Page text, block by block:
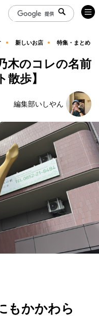
新しいお店 特集・まとめ
木のコレの名前
歩】
編集部いしやん
もかかわら